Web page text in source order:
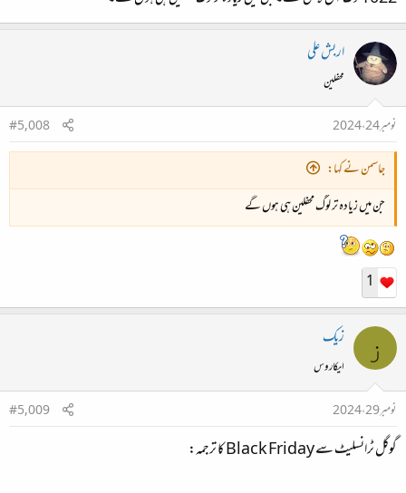
اربش علی
محفلین
نومبر 24، 2024
#5,008
جاسمن نے کہا:
جن میں زیادہ تر لوگ محفلین ہی ہوں گے
1
ز زیک
ایکاروس
نومبر 29، 2024
#5,009
گوگل ٹرانسلیٹ سے Black Friday کا ترجمہ: